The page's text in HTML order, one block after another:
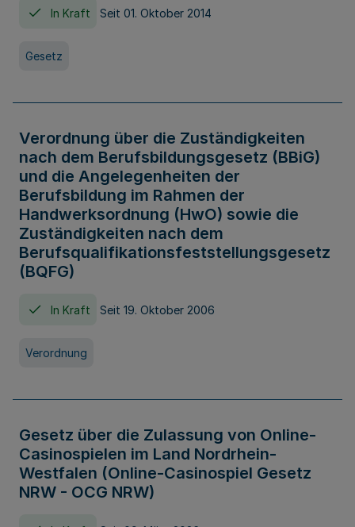
In Kraft Seit 01. Oktober 2014
Gesetz
Verordnung über die Zuständigkeiten
nach dem Berufsbildungsgesetz (BBiG)
und die Angelegenheiten der
Berufsbildung im Rahmen der
Handwerksordnung (HwO) sowie die
Zuständigkeiten nach dem
Berufsqualifikationsfeststellungsgesetz
(BQFG)
In Kraft Seit 19. Oktober 2006
Verordnung
Gesetz über die Zulassung von Online-
Casinospielen im Land Nordrhein-
Westfalen (Online-Casinospiel Gesetz
NRW - OCG NRW)